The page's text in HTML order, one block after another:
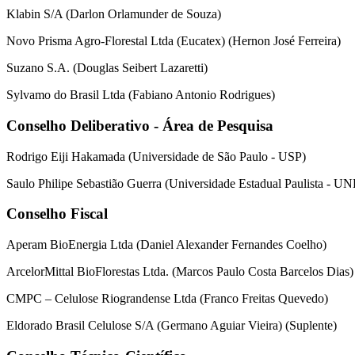
Klabin S/A (Darlon Orlamunder de Souza)
Novo Prisma Agro-Florestal Ltda (Eucatex) (Hernon José Ferreira)
Suzano S.A. (Douglas Seibert Lazaretti)
Sylvamo do Brasil Ltda (Fabiano Antonio Rodrigues)
Conselho Deliberativo - Área de Pesquisa
Rodrigo Eiji Hakamada (Universidade de São Paulo - USP)
Saulo Philipe Sebastião Guerra (Universidade Estadual Paulista -
Conselho Fiscal
Aperam BioEnergia Ltda (Daniel Alexander Fernandes Coelho)
ArcelorMittal BioFlorestas Ltda. (Marcos Paulo Costa Barcelos Dias)
CMPC – Celulose Riograndense Ltda (Franco Freitas Quevedo)
Eldorado Brasil Celulose S/A (Germano Aguiar Vieira) (Suplente)